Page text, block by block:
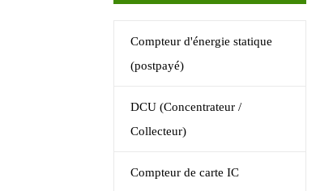
Compteur d'énergie statique
(postpayé)
DCU (Concentrateur /
Collecteur)
Compteur de carte IC